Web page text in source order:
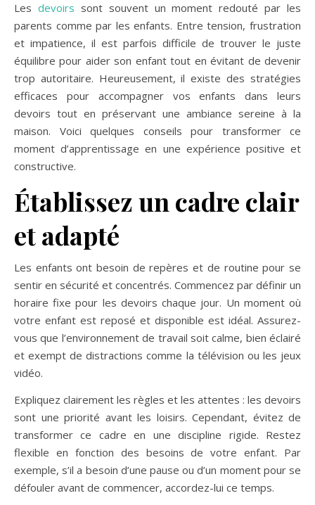
Les devoirs sont souvent un moment redouté par les
parents comme par les enfants. Entre tension, frustration
et impatience, il est parfois difficile de trouver le juste
équilibre pour aider son enfant tout en évitant de devenir
trop autoritaire. Heureusement, il existe des stratégies
efficaces pour accompagner vos enfants dans leurs
devoirs tout en préservant une ambiance sereine à la
maison. Voici quelques conseils pour transformer ce
moment d’apprentissage en une expérience positive et
constructive.
Établissez un cadre clair
et adapté
Les enfants ont besoin de repères et de routine pour se
sentir en sécurité et concentrés. Commencez par définir un
horaire fixe pour les devoirs chaque jour. Un moment où
votre enfant est reposé et disponible est idéal. Assurez-
vous que l’environnement de travail soit calme, bien éclairé
et exempt de distractions comme la télévision ou les jeux
vidéo.
Expliquez clairement les règles et les attentes : les devoirs
sont une priorité avant les loisirs. Cependant, évitez de
transformer ce cadre en une discipline rigide. Restez
flexible en fonction des besoins de votre enfant. Par
exemple, s’il a besoin d’une pause ou d’un moment pour se
défouler avant de commencer, accordez-lui ce temps.